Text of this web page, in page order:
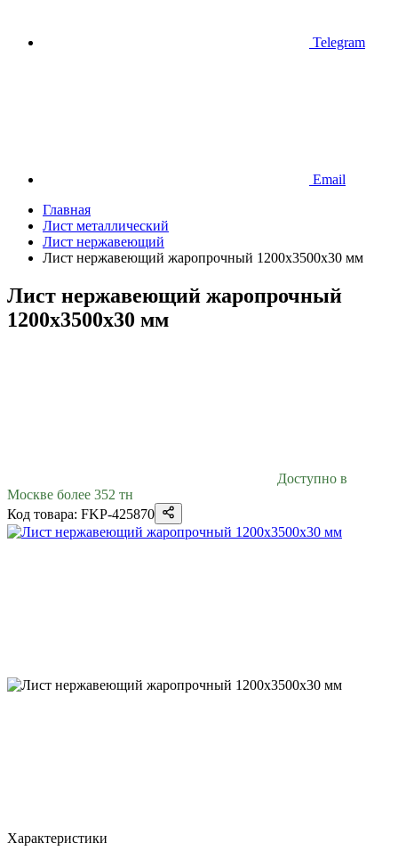
Telegram
Email
Главная
Лист металлический
Лист нержавеющий
Лист нержавеющий жаропрочный 1200х3500х30 мм
Лист нержавеющий жаропрочный
1200х3500х30 мм
Доступно в
Москве более 352 тн
Код товара: FKP-425870
Характеристики